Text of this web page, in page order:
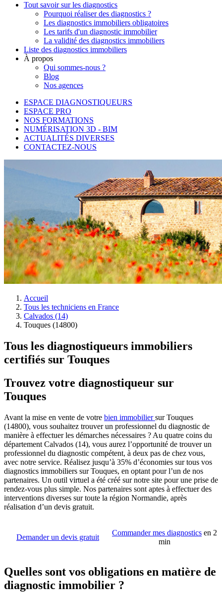
Tout savoir sur les diagnostics
Pourquoi réaliser des diagnostics ?
Les diagnostics immobiliers obligatoires
Les tarifs d'un diagnostic immobilier
La validité des diagnostics immobiliers
Liste des diagnostics immobiliers
À propos
Qui sommes-nous ?
Blog
Nos agences
ESPACE DIAGNOSTIQUEURS
ESPACE PRO
NOS FORMATIONS
NUMÉRISATION 3D - BIM
ACTUALITÉS DIVERSES
CONTACTEZ-NOUS
Accueil
Tous les techniciens en France
Calvados (14)
Touques (14800)
Tous les diagnostiqueurs immobiliers
certifiés sur Touques
Trouvez votre diagnostiqueur sur
Touques
Avant la mise en vente de votre bien immobiliersur Touques
(14800), vous souhaitez trouver un professionnel du diagnostic de
manière à effectuer les démarches nécessaires ? Au quatre coins du
département Calvados (14), vous aurez l’opportunité de trouver un
professionnel du diagnostic compétent, à deux pas de chez vous,
avec notre service. Réalisez jusqu’à 35% d’économies sur tous vos
diagnostics immobiliers sur Touques, en optant pour l’un de nos
partenaires. Un outil virtuel a été créé sur notre site pour une prise de
rendez-vous plus simple. Nos partenaires sont aptes à effectuer des
interventions diverses sur toute la région Normandie, après
réalisation d’un devis gratuit.
Demander un devis gratuit
Commander mes diagnostics en 2
min
Quelles sont vos obligations en matière de
diagnostic immobilier ?